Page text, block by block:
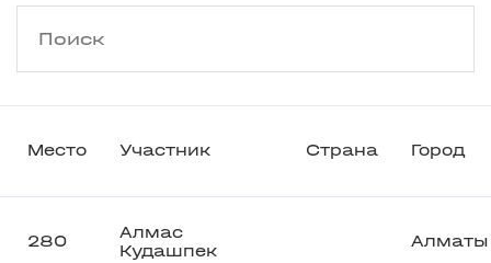
Место Участник Страна Город
280
Алмас
Кудашпек
Алматы